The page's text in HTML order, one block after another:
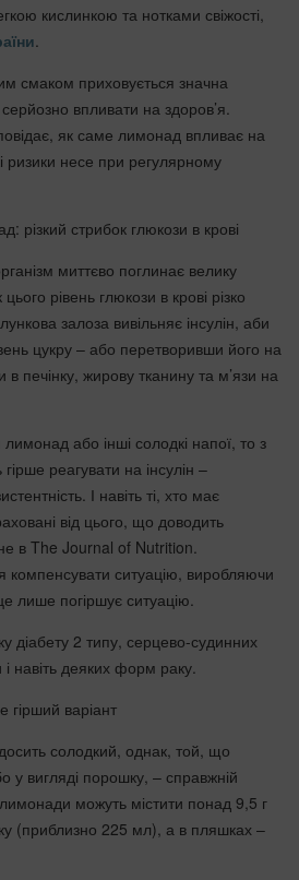
кислинкою та нотками свіжості,
смаком приховується значна
впливати на здоров’я.
як саме лимонад впливає на
ризики несе при регулярному
різкий стрибок глюкози в крові
миттєво поглинає велику
цього рівень глюкози в крові різко
залоза вивільняє інсулін, аби
цукру – або перетворивши його на
печінку, жирову тканину та м’язи на
або інші солодкі напої, то з
реагувати на інсулін –
І навіть ті, хто має
від цього, що доводить
в The Journal of Nutrition.
компенсувати ситуацію, виробляючи
лише погіршує ситуацію.
діабету 2 типу, серцево-судинних
навіть деяких форм раку.
гірший варіант
солодкий, однак, той, що
у вигляді порошку, – справжній
можуть містити понад 9,5 г
(приблизно 225 мл), а в пляшках –